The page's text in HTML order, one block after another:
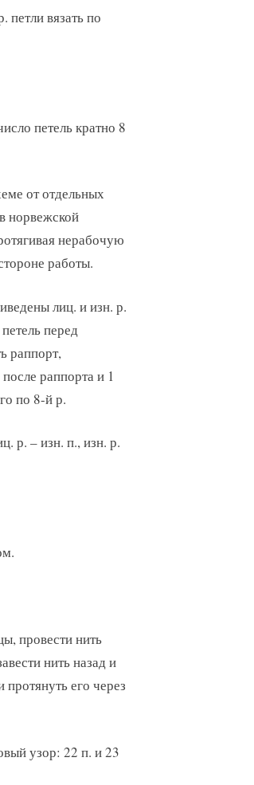
петли вязать по
петель кратно 8
от отдельных
норвежской
нерабочую
работы.
лиц. и изн. р.
перед
раппорт,
раппорта и 1
по 8-й р.
р. – изн. п., изн. р.
провести нить
нить назад и
его через
узор: 22 п. и 23